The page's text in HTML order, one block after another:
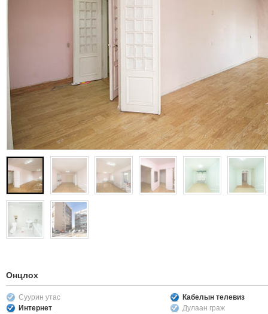
Онцлох
Суурин утас
Кабелын телевиз
Интернет
Дулаан граж